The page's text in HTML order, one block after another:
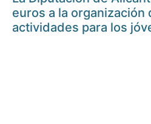
euros a la organización
actividades para los